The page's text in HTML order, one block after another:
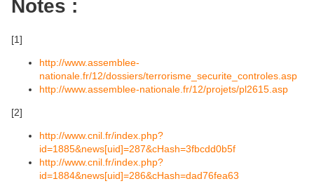
Notes :
[1]
http://www.assemblee-
nationale.fr/12/dossiers/terrorisme_securite_controles.asp
http://www.assemblee-nationale.fr/12/projets/pl2615.asp
[2]
http://www.cnil.fr/index.php?
id=1885&news[uid]=287&cHash=3fbcdd0b5f
http://www.cnil.fr/index.php?
id=1884&news[uid]=286&cHash=dad76fea63